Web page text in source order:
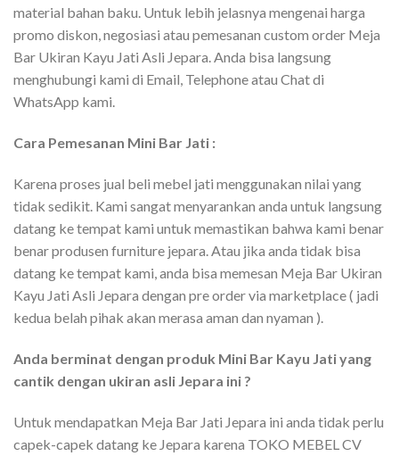
material bahan baku. Untuk lebih jelasnya mengenai harga
promo diskon, negosiasi atau pemesanan custom order Meja
Bar Ukiran Kayu Jati Asli Jepara. Anda bisa langsung
menghubungi kami di Email, Telephone atau Chat di
WhatsApp kami.
Cara Pemesanan Mini Bar Jati :
Karena proses jual beli mebel jati menggunakan nilai yang
tidak sedikit. Kami sangat menyarankan anda untuk langsung
datang ke tempat kami untuk memastikan bahwa kami benar
benar produsen furniture jepara. Atau jika anda tidak bisa
datang ke tempat kami, anda bisa memesan Meja Bar Ukiran
Kayu Jati Asli Jepara dengan pre order via marketplace ( jadi
kedua belah pihak akan merasa aman dan nyaman ).
Anda berminat dengan produk Mini Bar Kayu Jati yang
cantik dengan ukiran asli Jepara ini ?
Untuk mendapatkan Meja Bar Jati Jepara ini anda tidak perlu
capek-capek datang ke Jepara karena TOKO MEBEL CV